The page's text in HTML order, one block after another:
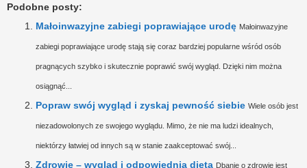
Podobne posty:
Małoinwazyjne zabiegi poprawiające urodę Małoinwazyjne
zabiegi poprawiające urodę stają się coraz bardziej popularne wśród osób
pragnących szybko i skutecznie poprawić swój wygląd. Dzięki nim można
osiągnąć...
Popraw swój wygląd i zyskaj pewność siebie Wiele osób jest
niezadowolonych ze swojego wyglądu. Mimo, że nie ma ludzi idealnych,
niektórzy łatwiej od innych są w stanie zaakceptować swój...
Zdrowie – wygląd i odpowiednia dieta Dbanie o zdrowie jest